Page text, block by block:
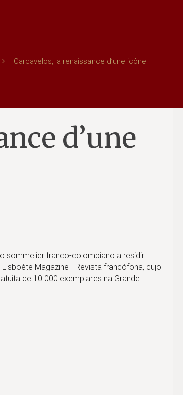
Carcavelos, la renaissance d’une icône
d’une
sommelier franco-colombiano a residir
Magazine I Revista francófona, cujo
de 10.000 exemplares na Grande